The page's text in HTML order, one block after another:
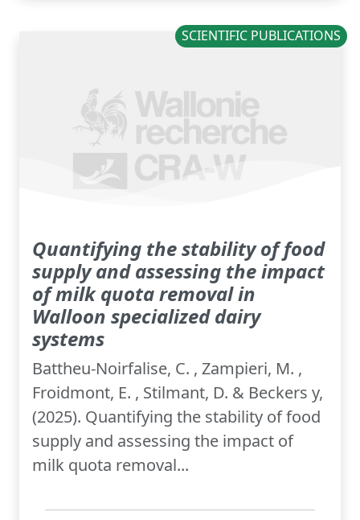
SCIENTIFIC PUBLICATIONS
Quantifying the stability of food
supply and assessing the impact
of milk quota removal in
Walloon specialized dairy
systems
Battheu-Noirfalise, C. , Zampieri, M. ,
Froidmont, E. , Stilmant, D. & Beckers y,
(2025). Quantifying the stability of food
supply and assessing the impact of
milk quota removal...